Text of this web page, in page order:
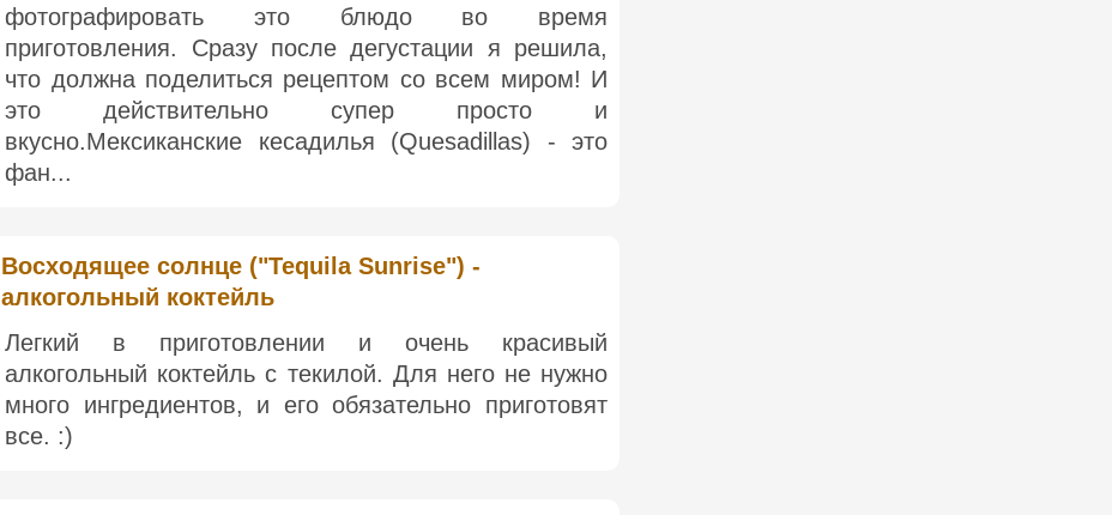
фотографировать это блюдо во время
приготовления. Сразу после дегустации я решила,
что должна поделиться рецептом со всем миром! И
это действительно супер просто и
вкусно.Мексиканские кесадилья (Quesadillas) - это
фан...
Восходящее солнце ("Tequila Sunrise") -
алкогольный коктейль
Легкий в приготовлении и очень красивый
алкогольный коктейль с текилой. Для него не нужно
много ингредиентов, и его обязательно приготовят
все. :)